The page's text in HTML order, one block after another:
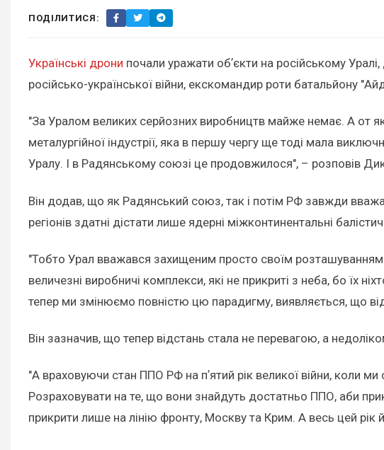
ПОДІЛИТИСЯ:
Українські дрони почали уражати обʼєкти на російському
російсько-української війни, екскомандир роти батальйону
"За Уралом великих серйозних виробництв майже немає. А от
металургійної індустрії, яка в першу чергу ще тоді мала
Уралу. І в Радянському союзі це продовжилося", – розповів
Він додав, що як Радянський союз, так і потім РФ завжди
регіонів здатні дістати лише ядерні міжконтинентальні
"Тобто Урал вважався захищеним просто своїм
величезні виробничі комплекси, які не прикриті з неба, бо їх
тепер ми змінюємо повністю цю парадигму, виявляється, що
Він зазначив, що тепер відстань стала не перевагою, а
"А враховуючи стан ППО РФ на пʼятий рік великої війни, коли
Розраховувати на те, що вони знайдуть достатньо ППО, аби
прикрити лише на лінію фронту, Москву та Крим. А весь цей